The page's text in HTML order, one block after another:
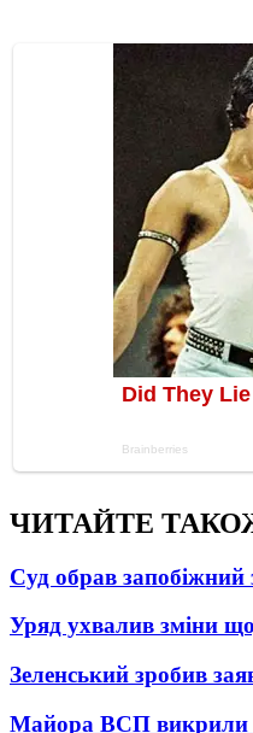
ЧИТАЙТЕ
Суд обрав запобіжний
Уряд ухвалив зміни
Зеленський зробив
Майора ВСП викрили